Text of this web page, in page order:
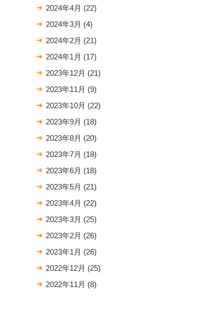
2024年4月 (22)
2024年3月 (4)
2024年2月 (21)
2024年1月 (17)
2023年12月 (21)
2023年11月 (9)
2023年10月 (22)
2023年9月 (18)
2023年8月 (20)
2023年7月 (18)
2023年6月 (18)
2023年5月 (21)
2023年4月 (22)
2023年3月 (25)
2023年2月 (26)
2023年1月 (26)
2022年12月 (25)
2022年11月 (8)